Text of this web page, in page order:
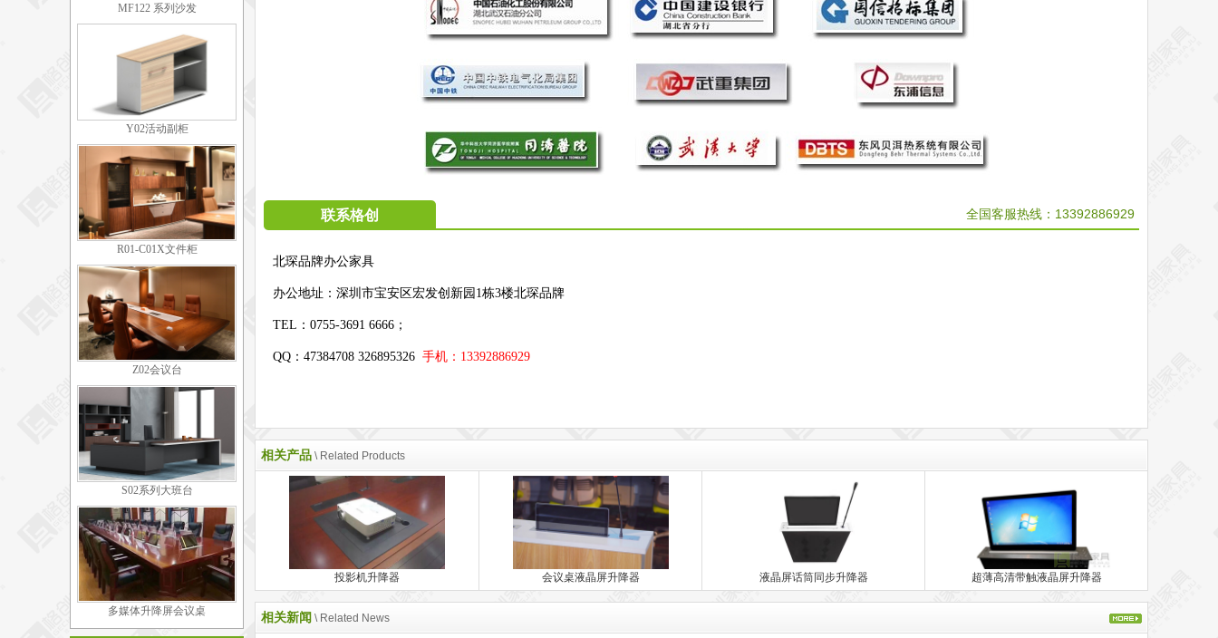
MF122 系列沙发
Y02活动副柜
R01-C01X文件柜
Z02会议台
S02系列大班台
多媒体升降屏会议桌
联系格创 全国客服热线： 13392886929
北琛品牌办公家具
办公地址： 深圳市宝安区宏发创新园1栋3楼北琛品牌
TEL：0755-3691 6666；
QQ：47384708 326895326 手机：13392886929
相关产品 \ Related Products
投影机升降器 会议桌液晶屏升降器 液晶屏话筒同步升降器 超薄高清带触液晶屏升降器
相关新闻 \ Related News